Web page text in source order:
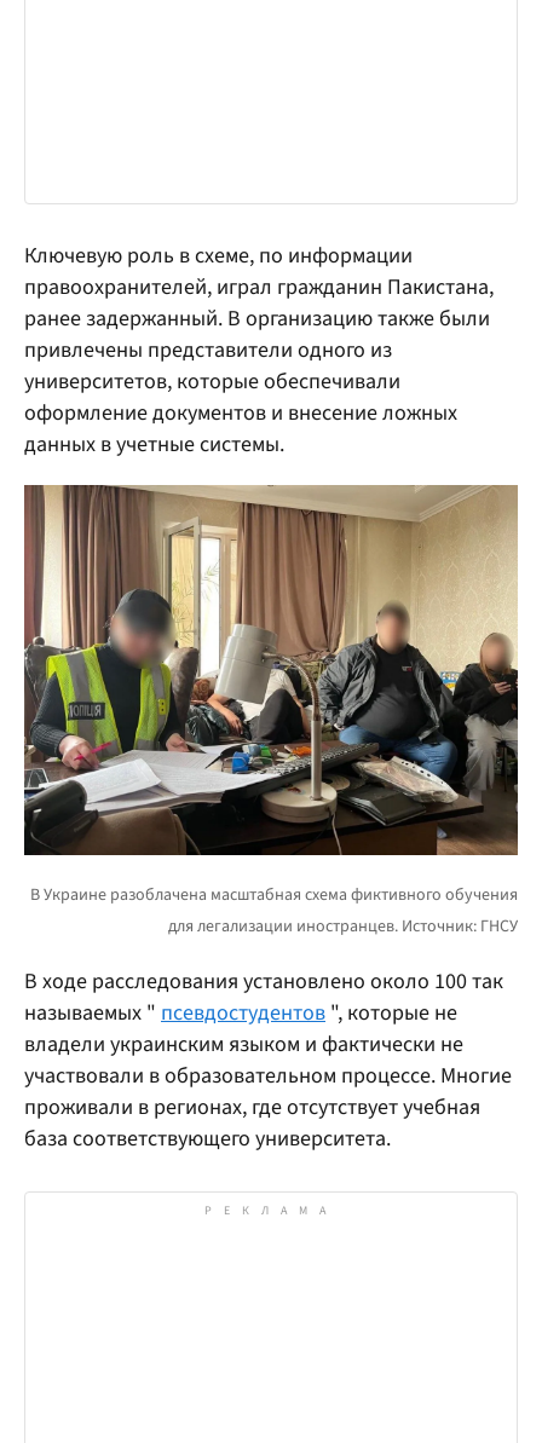
Ключевую роль в схеме, по информации
правоохранителей, играл гражданин Пакистана,
ранее задержанный. В организацию также были
привлечены представители одного из
университетов, которые обеспечивали
оформление документов и внесение ложных
данных в учетные системы.
В ходе расследования установлено около 100 так
называемых " псевдостудентов ", которые не
владели украинским языком и фактически не
участвовали в образовательном процессе. Многие
проживали в регионах, где отсутствует учебная
база соответствующего университета.